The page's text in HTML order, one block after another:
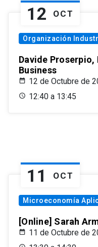
12 OCT
Organización
Davide
Business
12 de Octubre de
12:40 a 13:45
11 OCT
Microeconomía
[Online] Sarah
11 de Octubre de